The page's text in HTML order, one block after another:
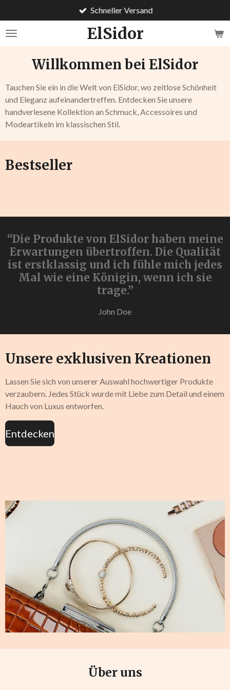
Hauptinhalt
springen
ElSidor
Schneller Versand
Willkommen bei ElSidor
Tauchen Sie ein in die Welt von ElSidor, wo zeitlose Schönheit
und Eleganz aufeinandertreffen. Entdecken Sie unsere
handverlesene Kollektion an Schmuck, Accessoires und
Modeartikeln im klassischen Stil.
Bestseller
“Die Produkte von ElSidor haben meine
Erwartungen übertroffen. Die Qualität
ist erstklassig und ich fühle mich jedes
Mal wie eine Königin, wenn ich sie
trage.”
John Doe
Unsere exklusiven Kreationen
Lassen Sie sich von unserer Auswahl hochwertiger Produkte
verzaubern. Jedes Stück wurde mit Liebe zum Detail und einem
Hauch von Luxus entworfen.
Entdecken
Über uns